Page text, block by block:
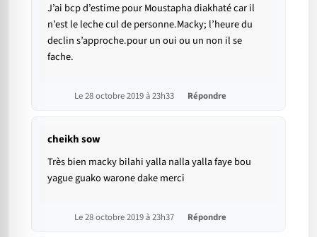
J’ai bcp d’estime pour Moustapha diakhaté car il
n’est le leche cul de personne.Macky; l’heure du
declin s’approche.pour un oui ou un non il se
fache.
Le 28 octobre 2019 à 23h33 Répondre
cheikh sow
Très bien macky bilahi yalla nalla yalla faye bou
yague guako warone dake merci
Le 28 octobre 2019 à 23h37 Répondre